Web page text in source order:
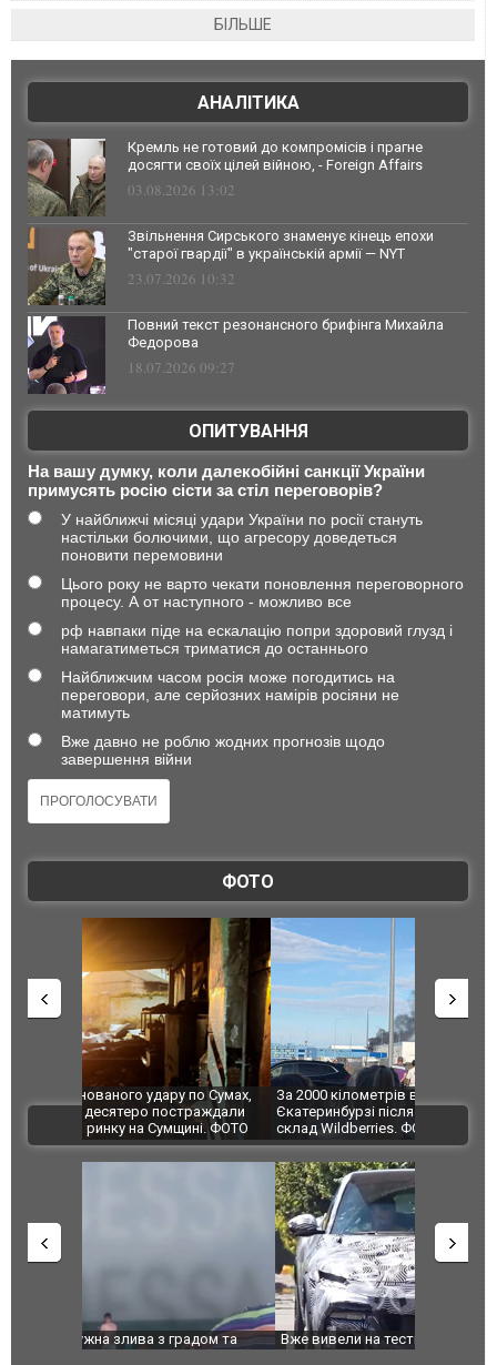
БІЛЬШЕ
АНАЛІТИКА
Кремль не готовий до компромісів і прагне
досягти своїх цілей війною, - Foreign Affairs
03.08.2026 13:02
Звільнення Сирського знаменує кінець епохи
"старої гвардії" в українській армії — NYT
23.07.2026 10:32
Повний текст резонансного брифінга Михайла
Федорова
18.07.2026 09:27
ОПИТУВАННЯ
На вашу думку, коли далекобійні санкції України
примусять росію сісти за стіл переговорів?
У найближчі місяці удари України по росії стануть
настільки болючими, що агресору доведеться
поновити перемовини
Цього року не варто чекати поновлення переговорного
процесу. А от наступного - можливо все
рф навпаки піде на ескалацію попри здоровий глузд і
намагатиметься триматися до останнього
Найближчим часом росія може погодитись на
переговори, але серйозних намірів росіяни не
матимуть
Вже давно не роблю жодних прогнозів щодо
завершення війни
ФОТО
За 2000 кілометрів від кордону з Україною: в
Єкатеринбурзі після атаки дронів загорівся
склад Wildberries. ФОТО. ВІДЕО
"Мої
ВІДЕО
Вже вивели на тести: Ferrari готує оновлення
Вийшов
фільму